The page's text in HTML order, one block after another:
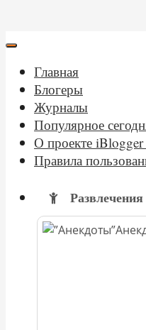
Главная
Блогеры
Журналы
Популярное
О проекте
Правила